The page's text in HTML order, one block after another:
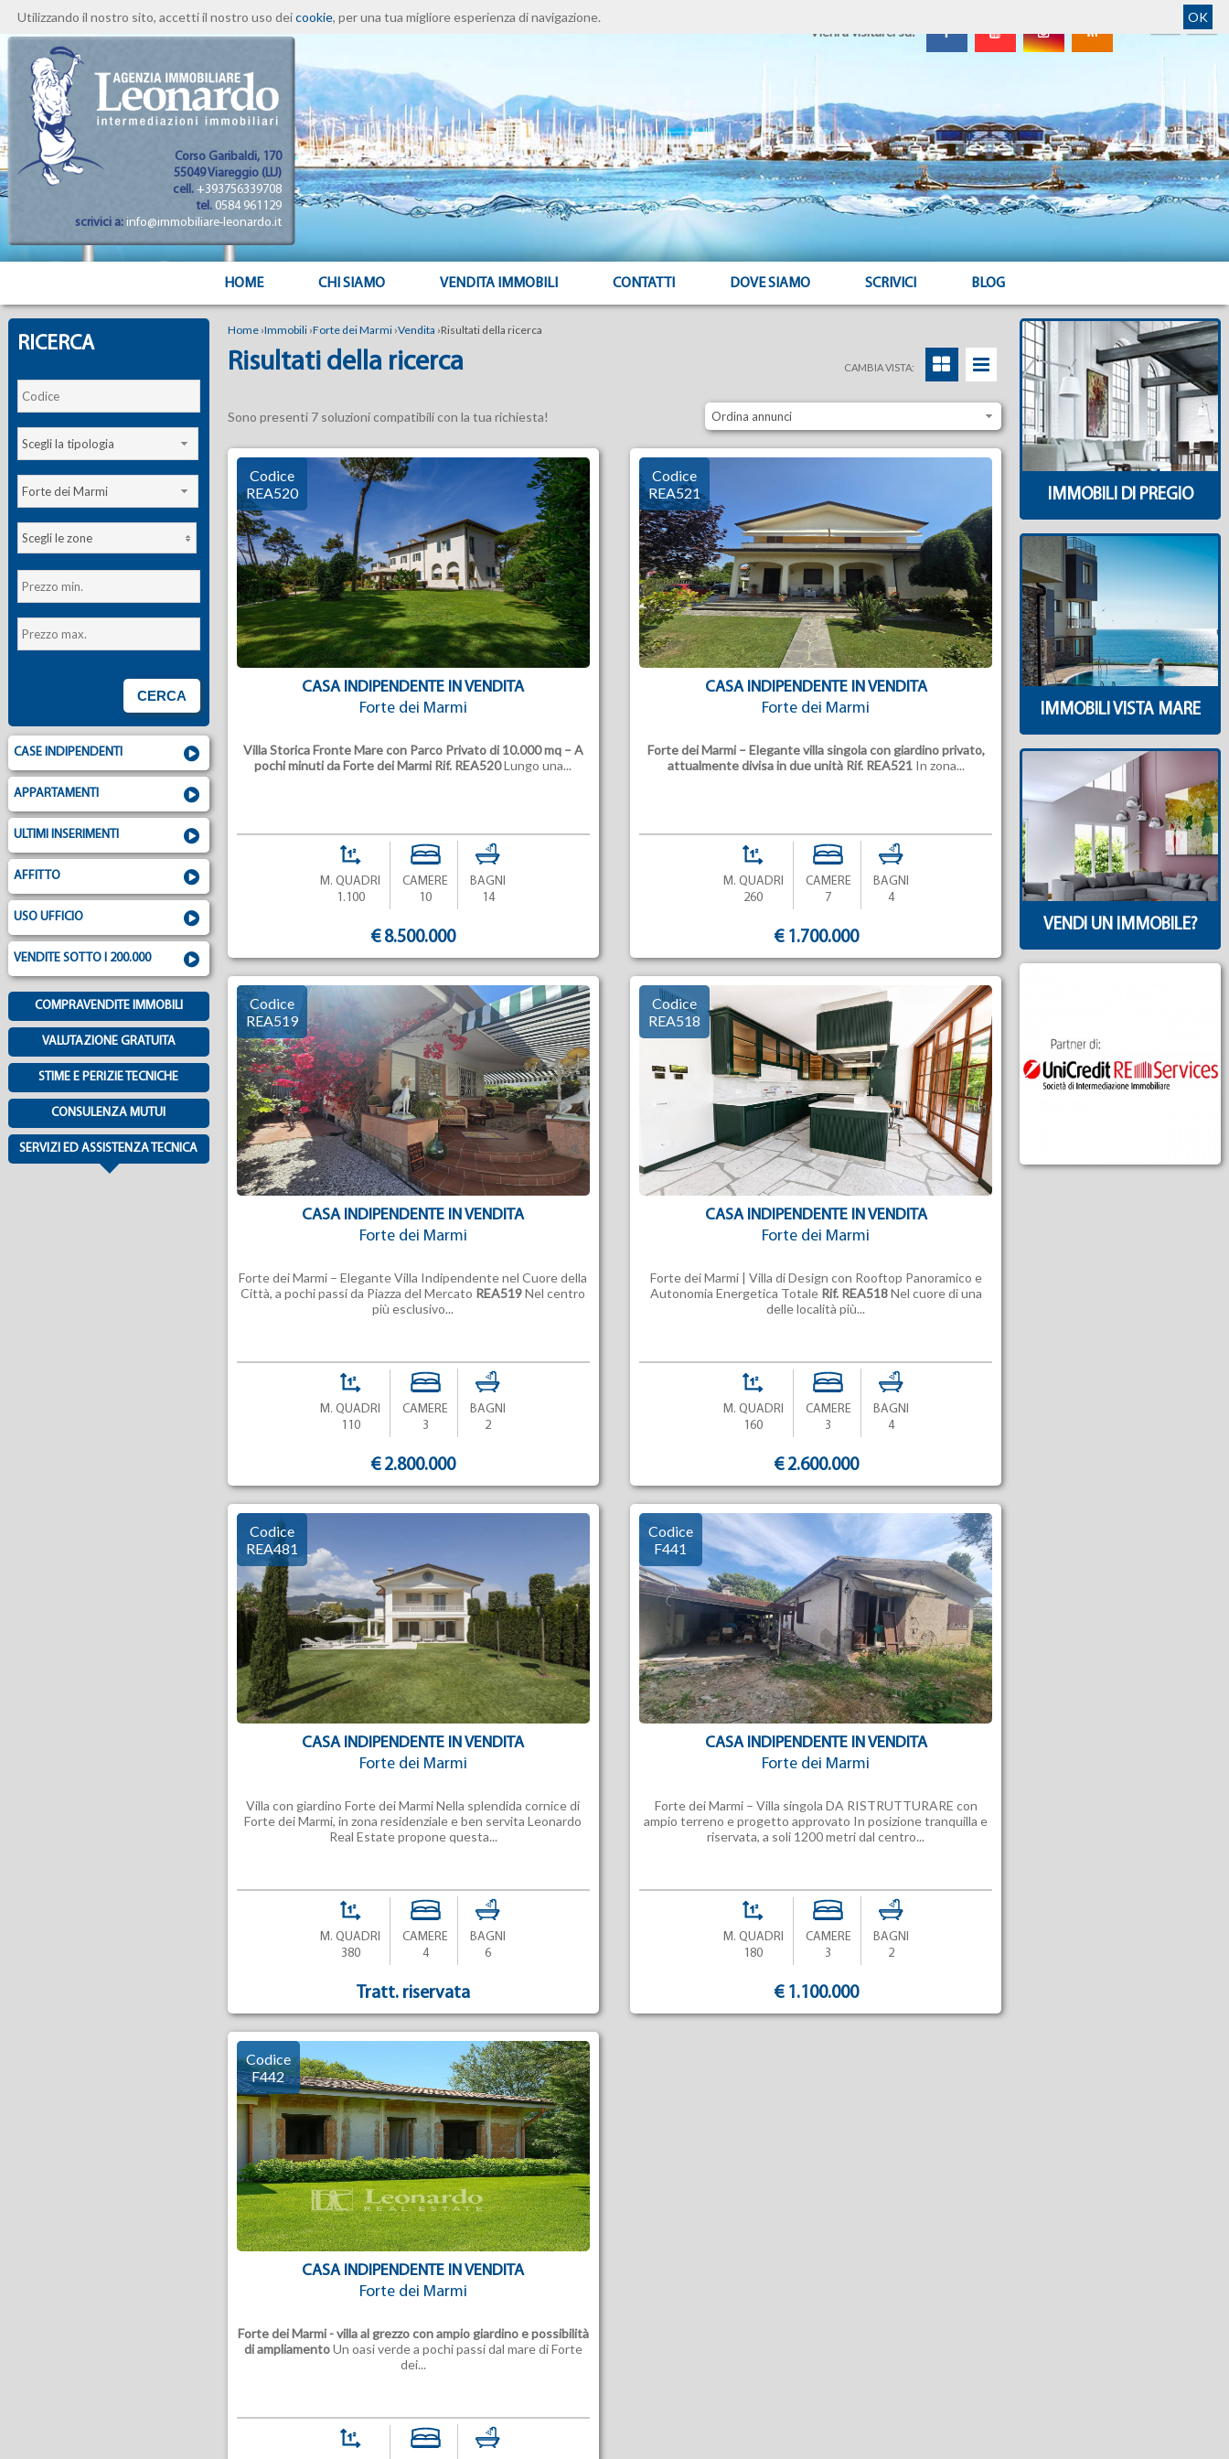
Utilizzando il nostro sito, accetti il nostro uso deicookie, per una tua migliore esperienza di navigazione. OK
Corso Garibaldi, 170
55049 Viareggio (LU)
cell. +393756339708
tel. 0584 961129
scrivici a: info@immobiliare-leonardo.it
Vieni a visitarci su:
HOME CHI SIAMO VENDITA IMMOBILI CONTATTI DOVE SIAMO SCRIVICI BLOG
RICERCA
Scegli la tipologia
Forte dei Marmi
Scegli le zone
CASE INDIPENDENTI
APPARTAMENTI
ULTIMI INSERIMENTI
AFFITTO
USO UFFICIO
VENDITE SOTTO I 200.000
COMPRAVENDITE IMMOBILI
VALUTAZIONE GRATUITA
STIME E PERIZIE TECNICHE
CONSULENZA MUTUI
SERVIZI ED ASSISTENZA TECNICA
Home ›Immobili ›Forte dei Marmi ›Vendita ›Risultati della ricerca
Risultati della ricerca CAMBIA VISTA:
Sono presenti 7 soluzioni compatibili con la tua richiesta! Ordina annunci
CASA INDIPENDENTE IN VENDITA
Forte dei Marmi
Codice
REA520
Villa Storica Fronte Mare con Parco Privato di 10.000 mq – A
pochi minuti da Forte dei Marmi Rif. REA520Lungo una...
M. QUADRI
1.100
CAMERE
10
BAGNI
14
€ 8.500.000
CASA INDIPENDENTE IN VENDITA
Forte dei Marmi
Codice
REA521
Forte dei Marmi – Elegante villa singola con giardino privato,
attualmente divisa in due unità Rif. REA521In zona...
M. QUADRI
260
CAMERE
7
BAGNI
4
€ 1.700.000
CASA INDIPENDENTE IN VENDITA
Forte dei Marmi
Codice
REA519
Forte dei Marmi – Elegante Villa Indipendente nel Cuore della
Città, a pochi passi da Piazza del Mercato REA519Nel centro
più esclusivo...
M. QUADRI
110
CAMERE
3
BAGNI
2
€ 2.800.000
CASA INDIPENDENTE IN VENDITA
Forte dei Marmi
Codice
REA518
Forte dei Marmi | Villa di Design con Rooftop Panoramico e
Autonomia Energetica Totale Rif. REA518Nel cuore di una
delle località più...
M. QUADRI
160
CAMERE
3
BAGNI
4
€ 2.600.000
CASA INDIPENDENTE IN VENDITA
Forte dei Marmi
Codice
REA481
Villa con giardino Forte dei Marmi Nella splendida cornice di
Forte dei Marmi, in zona residenziale e ben servita Leonardo
Real Estate propone questa...
M. QUADRI
380
CAMERE
4
BAGNI
6
Tratt. riservata
CASA INDIPENDENTE IN VENDITA
Forte dei Marmi
Codice
F441
Forte dei Marmi – Villa singola DA RISTRUTTURARE con
ampio terreno e progetto approvato In posizione tranquilla e
riservata, a soli 1200 metri dal centro...
M. QUADRI
180
CAMERE
3
BAGNI
2
€ 1.100.000
CASA INDIPENDENTE IN VENDITA
Forte dei Marmi
Codice
F442
Forte dei Marmi - villa al grezzo con ampio giardino e possibilità
di ampliamentoUn oasi verde a pochi passi dal mare di Forte
dei...
IMMOBILI DI PREGIO
IMMOBILI VISTA MARE
VENDI UN IMMOBILE?